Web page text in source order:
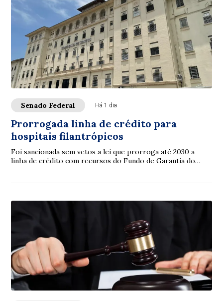
Senado Federal Há 1 dia
Prorrogada linha de crédito para
hospitais filantrópicos
Foi sancionada sem vetos a lei que prorroga até 2030 a
linha de crédito com recursos do Fundo de Garantia do